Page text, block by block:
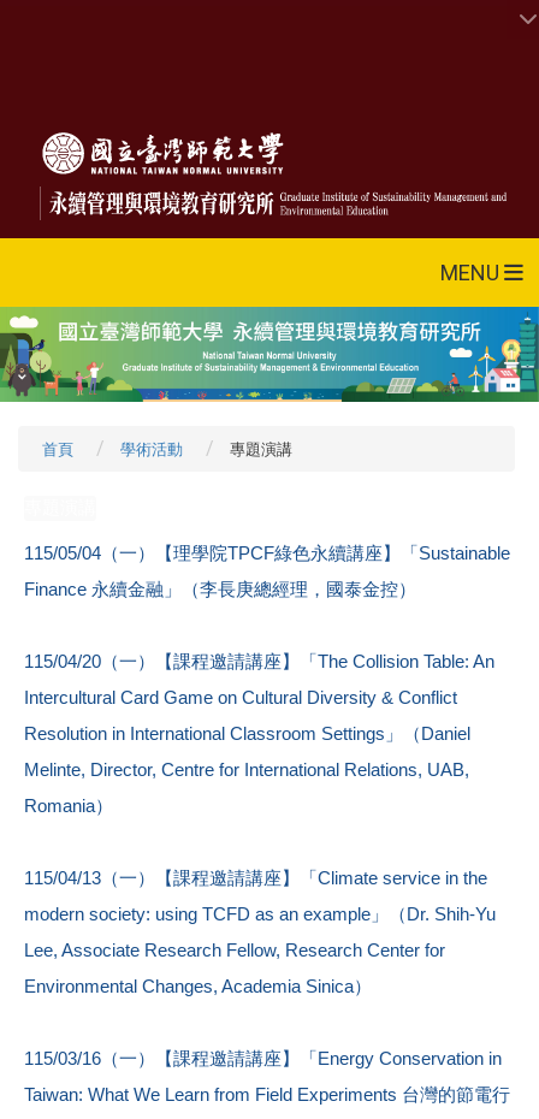
MENU
首頁 學術活動 專題演講
115/05/04（一）【理學院TPCF綠色永續講座】「Sustainable
Finance 永續金融」（李長庚總經理，國泰金控）
115/04/20（一）【課程邀請講座】「The Collision Table: An
Intercultural Card Game on Cultural Diversity & Conflict
Resolution in International Classroom Settings」（Daniel
Melinte, Director, Centre for International Relations, UAB,
Romania）
115/04/13（一）【課程邀請講座】「Climate service in the
modern society: using TCFD as an example」（Dr. Shih-Yu
Lee, Associate Research Fellow, Research Center for
Environmental Changes, Academia Sinica）
115/03/16（一）【課程邀請講座】「Energy Conservation in
Taiwan: What We Learn from Field Experiments 台灣的節電行